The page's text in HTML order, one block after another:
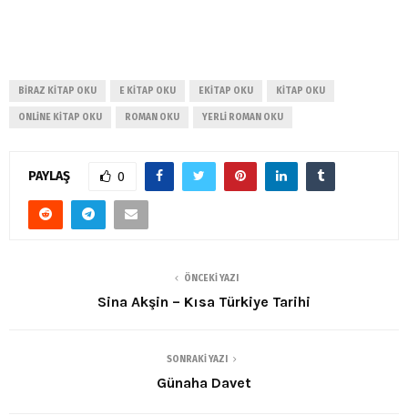
BIRAZ KITAP OKU E KITAP OKU EKITAP OKU KITAP OKU
ONLINE KITAP OKU ROMAN OKU YERLI ROMAN OKU
PAYLAŞ 0
ÖNCEKI YAZI
Sina Akşin – Kısa Türkiye Tarihi
SONRAKI YAZI
Günaha Davet